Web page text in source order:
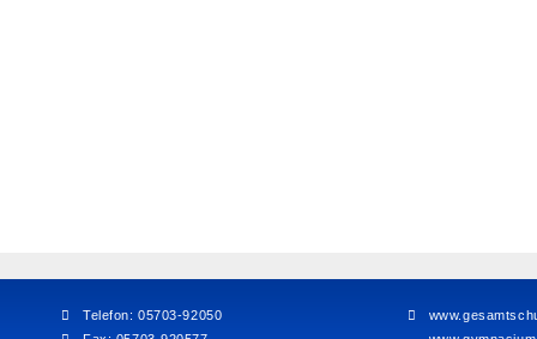
Telefon: 05703-92050